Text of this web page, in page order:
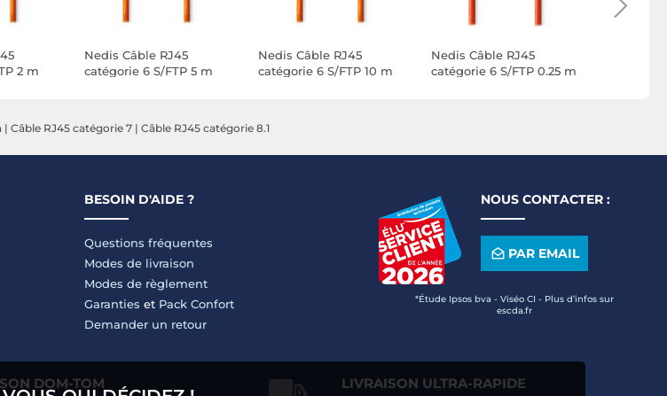
2 m
Nedis Câble RJ45
catégorie 6 S/FTP 5 m
Nedis Câble RJ45
catégorie 6 S/FTP 10 m
Nedis Câble RJ45
catégorie 6 S/FTP 0.25 m
| Câble RJ45 catégorie 7 | Câble RJ45 catégorie 8.1
BESOIN D'AIDE ?
Questions fréquentes
Modes de livraison
Modes de règlement
Garanties et Pack Confort
Demander un retour
NOUS CONTACTER :
PAR EMAIL
*Étude Ipsos bva - Viséo CI - Plus d’infos sur
escda.fr
DOM-TOM LIVRAISON ULTRA-RAPIDE